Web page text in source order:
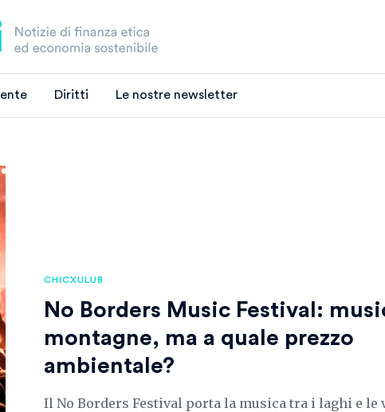
Diritti Le nostre newsletter
CHICXULUB
No Borders Music Festival:
montagne, ma a quale prezzo
ambientale?
Il No Borders Festival porta la musica tra i laghi e le